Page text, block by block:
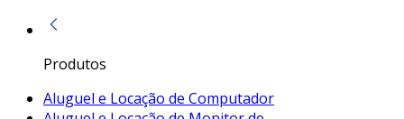
Produtos
Aluguel e Locação de Computador